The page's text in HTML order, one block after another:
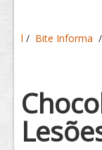
Vídeos
Tratamento
l / Bite Informa /